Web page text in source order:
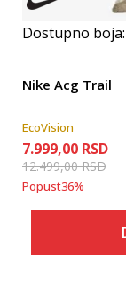
Dostupno boja:
Nike Acg Trail
EcoVision
7.999,00 RSD
12.499,00RSD
Popust36%